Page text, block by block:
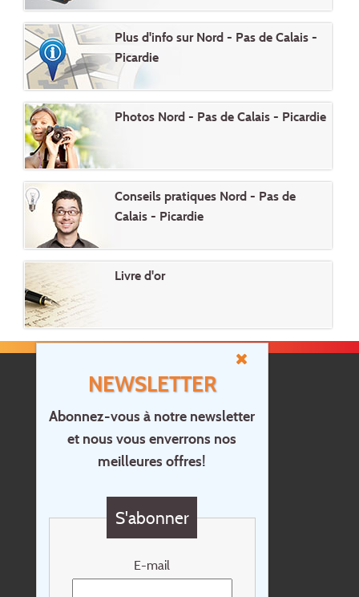
NEWSLETTER
Abonnez-vous à notre newsletter
et nous vous enverrons nos
meilleures offres!
S'abonner
E-mail
Plus d'info sur Nord - Pas de Calais -
Picardie
Photos Nord - Pas de Calais - Picardie
Conseils pratiques Nord - Pas de
Calais - Picardie
Livre d'or
Accueil
Contact
Questions?
Newsletter